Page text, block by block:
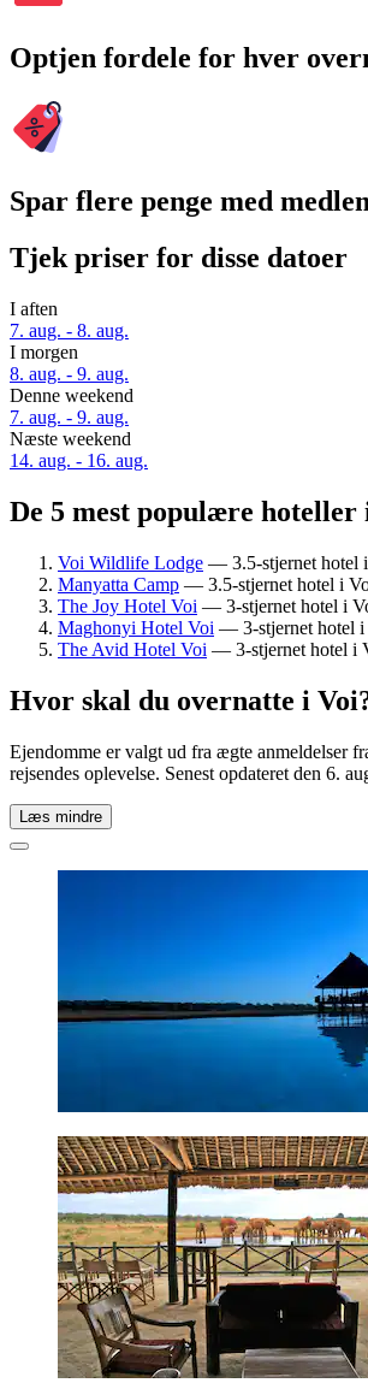
Optjen fordele for hver
Spar flere penge med
Tjek priser for disse datoer
I aften
7. aug. - 8. aug.
I morgen
8. aug. - 9. aug.
Denne weekend
7. aug. - 9. aug.
Næste weekend
14. aug. - 16. aug.
De 5 mest populære
Voi Wildlife Lodge — 3.5-stjernet hotel
Manyatta Camp — 3.5-stjernet hotel i
The Joy Hotel Voi — 3-stjernet hotel i
Maghonyi Hotel Voi — 3-stjernet hotel i
The Avid Hotel Voi — 3-stjernet hotel i
Hvor skal du overnatte i
Ejendomme er valgt ud fra ægte anmeldelser
rejsendes oplevelse. Senest opdateret den 6.
Læs mindre